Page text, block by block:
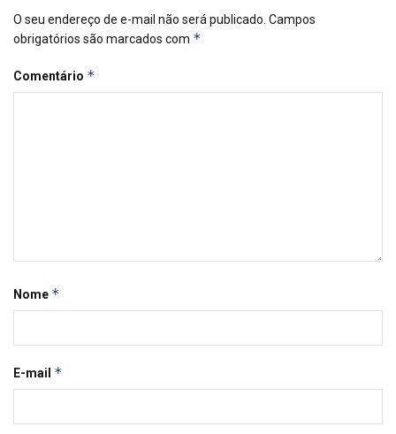
O seu endereço de e-mail não será publicado. Campos
obrigatórios são marcados com *
Comentário *
Nome *
E-mail *